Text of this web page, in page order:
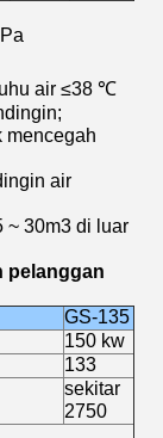
air ≤38 ℃
mencegah
air
~ 30m3 di luar
pelanggan
GS-135
150 kw
133
sekitar
2750